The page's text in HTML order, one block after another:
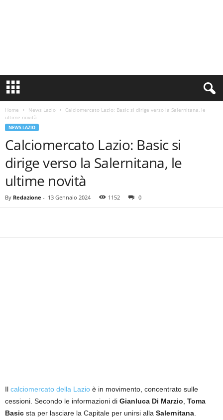
n
i
e
Home News Lazio
Calciomercato Lazio: Basic si dirige verso la Salernitana, le
ultime novità
NEWS LAZIO
Calciomercato Lazio: Basic si
dirige verso la Salernitana, le
ultime novità
By Redazione - 13 Gennaio 2024 1152 0
Il calciomercato della Lazio è in movimento, concentrato sulle
cessioni. Secondo le informazioni di Gianluca Di Marzio Toma
Basic sta per lasciare la Capitale per unirsi alla Salernitana